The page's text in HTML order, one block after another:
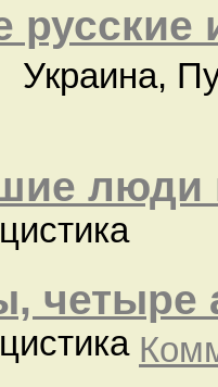
русские
Украина,
люди
четыре